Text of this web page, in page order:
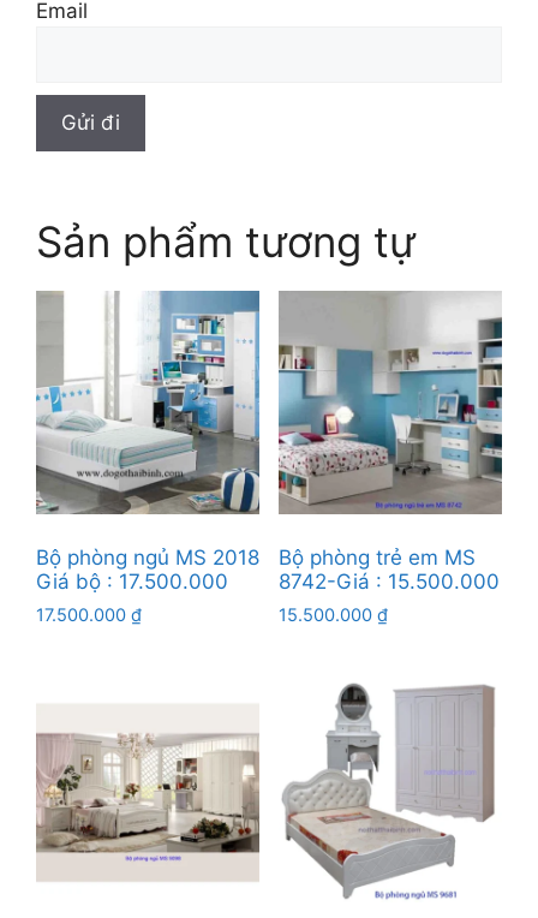
Email
Sản phẩm tương tự
Bộ phòng ngủ MS 2018
Giá bộ : 17.500.000
17.500.000 ₫
Bộ phòng trẻ em MS
8742-Giá : 15.500.000
15.500.000 ₫